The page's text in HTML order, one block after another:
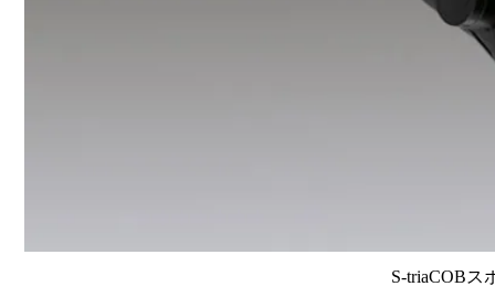
S-triaCOBス